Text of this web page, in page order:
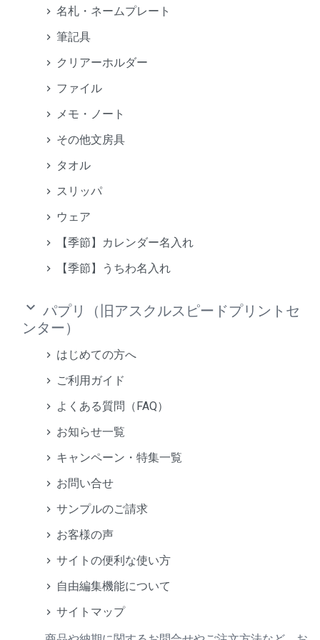
名札・ネームプレート
筆記具
クリアーホルダー
ファイル
メモ・ノート
その他文房具
タオル
スリッパ
ウェア
【季節】カレンダー名入れ
【季節】うちわ名入れ
keyboard_arrow_down パプリ（旧アスクルスピードプリントセ
ンター）
はじめての方へ
ご利用ガイド
よくある質問（FAQ）
お知らせ一覧
キャンペーン・特集一覧
お問い合せ
サンプルのご請求
お客様の声
サイトの便利な使い方
自由編集機能について
サイトマップ